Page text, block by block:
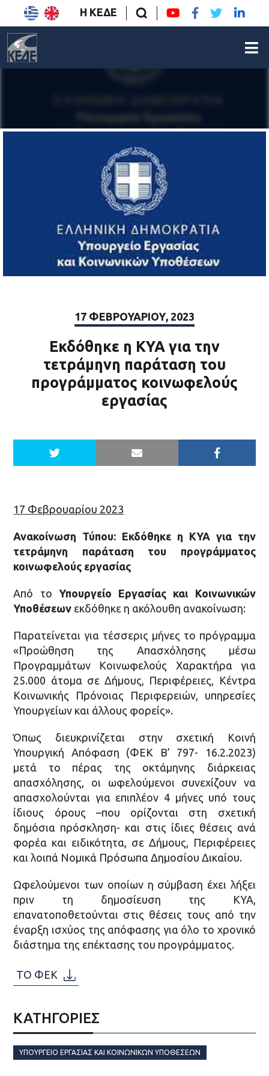
Η ΚΕΔΕ
17 ΦΕΒΡΟΥΑΡΊΟΥ, 2023
Εκδόθηκε η ΚΥΑ για την
τετράμηνη παράταση του
προγράμματος κοινωφελούς
εργασίας
17 Φεβρουαρίου 2023
Ανακοίνωση Τύπου: Εκδόθηκε η ΚΥΑ για την
τετράμηνη παράταση του προγράμματος
κοινωφελούς εργασίας
Από το Υπουργείο Εργασίας και Κοινωνικών
Υποθέσεων εκδόθηκε η ακόλουθη ανακοίνωση:
Παρατείνεται για τέσσερις μήνες το πρόγραμμα
«Προώθηση της Απασχόλησης μέσω
Προγραμμάτων Κοινωφελούς Χαρακτήρα για
25.000 άτομα σε Δήμους, Περιφέρειες, Κέντρα
Κοινωνικής Πρόνοιας Περιφερειών, υπηρεσίες
Υπουργείων και άλλους φορείς».
Όπως διευκρινίζεται στην σχετική Κοινή
Υπουργική Απόφαση (ΦΕΚ Β’ 797- 16.2.2023)
μετά το πέρας της οκτάμηνης διάρκειας
απασχόλησης, οι ωφελούμενοι συνεχίζουν να
απασχολούνται για επιπλέον 4 μήνες υπό τους
ίδιους όρους –που ορίζονται στη σχετική
δημόσια πρόσκληση- και στις ίδιες θέσεις ανά
φορέα και ειδικότητα, σε Δήμους, Περιφέρειες
και λοιπά Νομικά Πρόσωπα Δημοσίου Δικαίου.
Ωφελούμενοι των οποίων η σύμβαση έχει λήξει
πριν τη δημοσίευση της ΚΥΑ,
επανατοποθετούνται στις θέσεις τους από την
έναρξη ισχύος της απόφασης για όλο το χρονικό
διάστημα της επέκτασης του προγράμματος.
ΤΟ ΦΕΚ
ΚΑΤΗΓΟΡΙΕΣ
ΥΠΟΥΡΓΕΊΟ ΕΡΓΑΣΊΑΣ ΚΑΙ ΚΟΙΝΩΝΙΚΏΝ ΥΠΟΘΈΣΕΩΝ